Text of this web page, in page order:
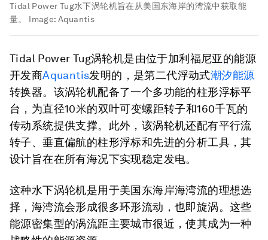
Tidal Power Tug水下涡轮机旨在从美国东海岸的湾流中获取能
量。
Image:Aquantis
Tidal Power Tug涡轮机是由位于加利福尼亚的能源
开发商Aquantis发明的，是第二代浮动式潮汐能源
转换器。该涡轮机配备了一个多功能的柱形浮标平
台，为直径10米的双叶可变螺距转子和160千瓦的
传动系统提供支撑。此外，该涡轮机还配有平行流
转子、垂直偏航的柱形浮标和先进的分析工具，其
设计旨在在所有海况下实现稳定发电。
这种水下涡轮机是用于美国东海岸海湾流的理想选
择，海湾流会形成很多环形流动，也即旋涡。这些
能源密集型的涡流距主要城市很近，使其成为一种